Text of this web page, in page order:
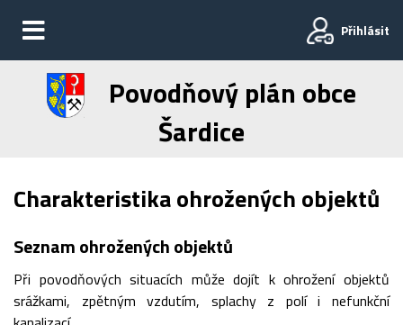
Přihlásit
Povodňový plán obce
Šardice
Charakteristika ohrožených objektů
Seznam ohrožených objektů
Při povodňových situacích může dojít k ohrožení objektů
srážkami, zpětným vzdutím, splachy z polí i nefunkční